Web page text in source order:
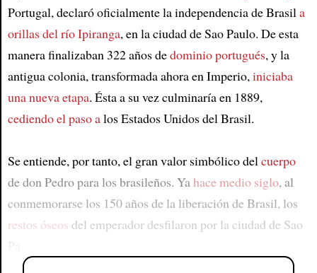
Portugal, declaró oficialmente la independencia de Brasila
orillas del río Ipiranga, en la ciudad de Sao Paulo. De esta
manera finalizaban 322 años dedominio portugués, y la
antigua colonia, transformada ahora en Imperio,iniciaba
una nueva etapa. Ésta a su vez culminaría en 1889,
cediendo el paso alos Estados Unidos del Brasil.
Se entiende, por tanto, el gran valor simbólico delcuerpo
de don Pedro para los brasileños. Yahace medio siglo, al
conmemorarse los 150 años de la liberación de Brasil, los
restos óseos del emperador desfilaron por la ciudad de Sao